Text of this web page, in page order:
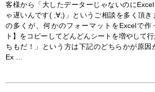
客様から「大したデーターじゃないのに
ゃ遅いんです( ;∀;)」というご相談を多く頂き
の多くが、何かのフォーマットをExcelで作
ト】をコピーしてどんどんシートを増やして
ちもだ！」という方は下記のどちらかが原
Ex …